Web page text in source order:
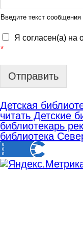
Введите текст сообщения
Я согласен(а) на
*
Отправить
Детская
читать Детские
библиотекарь
библиотека